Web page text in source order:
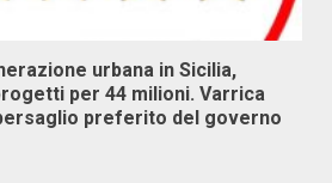
urbana in Sicilia,
per 44 milioni. Varrica
preferito del governo